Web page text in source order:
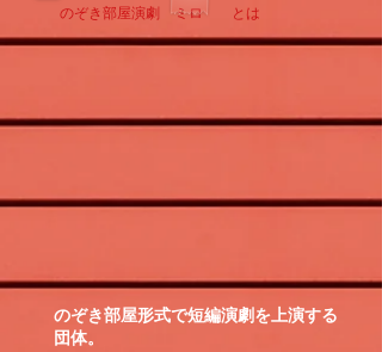
​のぞき部屋演劇 ミロ とは
のぞき部屋形式で短編演劇を上演する
団体。